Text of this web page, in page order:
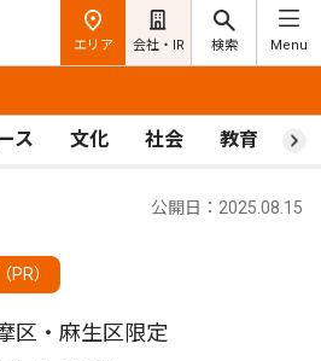
エリア 会社・IR 検索 Menu
ス 文化 社会 教育 ス
PR）
公開日：2025.08.15
区・麻生区限定